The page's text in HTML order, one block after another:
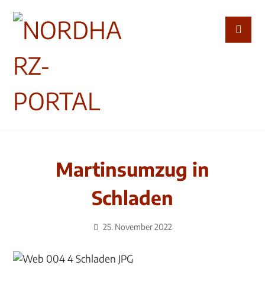
Martinsumzug in
Schladen
25. November 2022